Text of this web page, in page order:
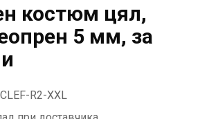
костюм цял,
5 мм, за
R2-XXL